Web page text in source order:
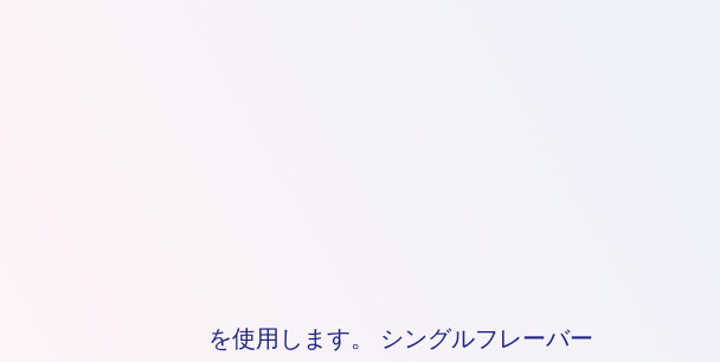
を使用します。 シングルフレーバー